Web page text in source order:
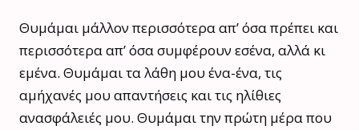
Θυμάμαι μάλλον περισσότερα απ’ όσα πρέπει και
περισσότερα απ’ όσα συμφέρουν εσένα, αλλά κι
εμένα. Θυμάμαι τα λάθη μου ένα-ένα, τις
αμήχανές μου απαντήσεις και τις ηλίθιες
ανασφάλειές μου. Θυμάμαι την πρώτη μέρα που